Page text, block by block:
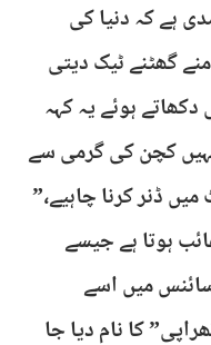
ہے کہ دنیا کی
گھٹنے ٹیک دیتی
ہوئے یہ کہہ
کچن کی گرمی سے
ڈنر کرنا چاہیے،”
ہوتا ہے جیسے
میں اسے
کا نام دیا جا